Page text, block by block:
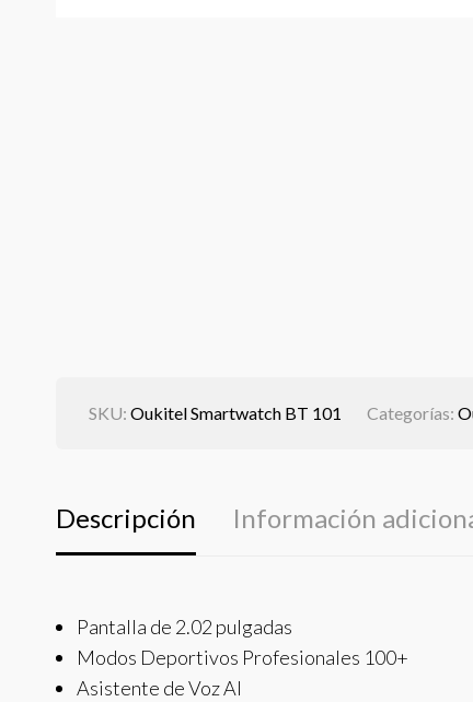
SKU: Oukitel Smartwatch BT 101 Categorías:
Descripción Información
Pantalla de 2.02 pulgadas
Modos Deportivos Profesionales 100+
Asistente de Voz AI